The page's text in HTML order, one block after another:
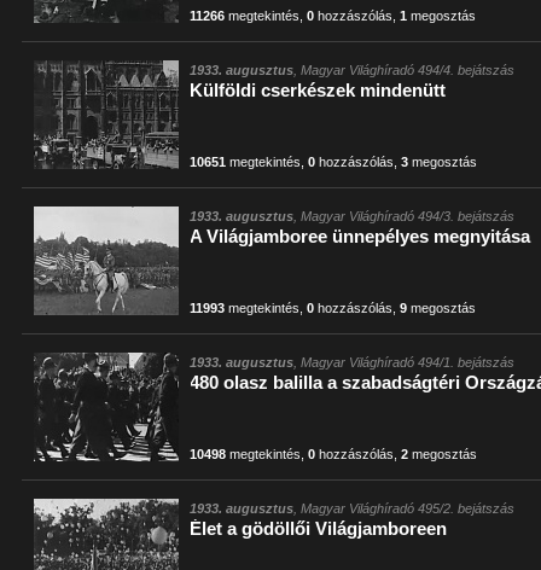
11266 megtekintés ,0 hozzászólás ,1 megosztás
1933. augusztus , Magyar Világhíradó 494/4. bejátszás
Külföldi cserkészek mindenütt
10651 megtekintés ,0 hozzászólás ,3 megosztás
1933. augusztus , Magyar Világhíradó 494/3. bejátszás
A Világjamboree ünnepélyes megnyitása
11993 megtekintés ,0 hozzászólás ,9 megosztás
1933. augusztus , Magyar Világhíradó 494/1. bejátszás
480 olasz balilla a szabadságtéri
10498 megtekintés ,0 hozzászólás ,2 megosztás
1933. augusztus , Magyar Világhíradó 495/2. bejátszás
Élet a gödöllői Világjamboreen